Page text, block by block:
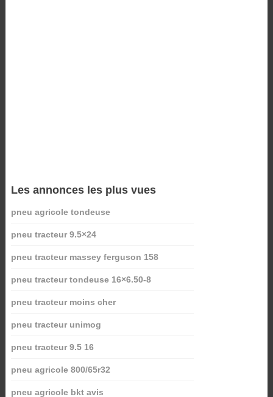
Les annonces les plus vues
pneu agricole tondeuse
pneu tracteur 9.5×24
pneu tracteur massey ferguson 158
pneu tracteur tondeuse 16×6.50-8
pneu tracteur moins cher
pneu tracteur unimog
pneu tracteur 9.5 16
pneu agricole 800/65r32
pneu agricole bkt avis